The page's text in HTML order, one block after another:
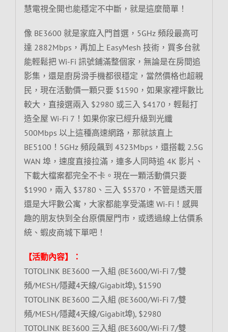
慧電視全開也能穩定不中斷，就是這麼簡單！
像 BE3600 就是家庭入門首選，5GHz 頻段最高可
達 2882Mbps，再加上 EasyMesh 技術，買多台就
能輕鬆把 Wi-Fi 訊號鋪滿整個家，無論是在房間追
影集，還是廚房滑手機都很穩定，當然價格也超親
民，現在活動價一顆只要 $1590，如果家裡坪數比
較大，直接選兩入 $2980 或三入 $4170，輕鬆打
造全屋 Wi-Fi 7！如果你家已經升級到光纖
500Mbps 以上這種高速網路，那就該直上
BE5100！5GHz 頻段飆到 4323Mbps，還搭載 2.5G
WAN 埠，速度直接拉滿，連多人同時追 4K 影片、
下載大檔案都完全不卡。現在一顆活動價只要
$1990，兩入 $3780、三入 $5370，不管是透天厝
還是大坪數公寓，大家都能享受滿速 Wi-Fi！感興
趣的朋友快到全台原價屋門市，或透過線上估價系
統、蝦皮商城下單吧！
【活動內容】：
TOTOLINK BE3600 一入組 (BE3600/Wi-Fi 7/雙
頻/MESH/隱藏4天線/Gigabit埠), $1590
TOTOLINK BE3600 二入組 (BE3600/Wi-Fi 7/雙
頻/MESH/隱藏4天線/Gigabit埠), $2980
TOTOLINK BE3600 三入組 (BE3600/Wi-Fi 7/雙